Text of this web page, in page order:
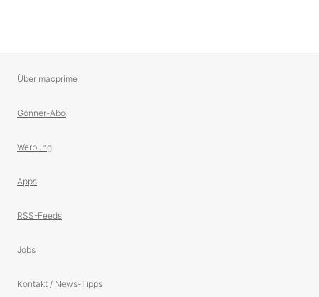
Über macprime
Gönner-Abo
Werbung
Apps
RSS-Feeds
Jobs
Kontakt / News-Tipps